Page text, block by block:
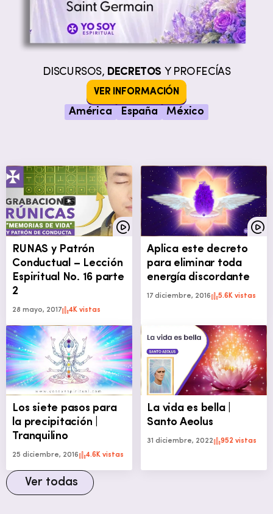
DISCURSOS, DECRETOS Y PROFECÍAS
VER INFORMACIÓN
América España México
RUNAS y Patrón
Conductual – Lección
Espiritual No. 16 parte
2
28 mayo, 2017 4K vistas
Aplica este decreto
para eliminar toda
energía discordante
17 diciembre, 2016 5.6K vistas
Los siete pasos para
la precipitación |
Tranquilino
25 diciembre, 2016 4.6K vistas
La vida es bella |
Santo Aeolus
31 diciembre, 2022 952 vistas
Ver todas